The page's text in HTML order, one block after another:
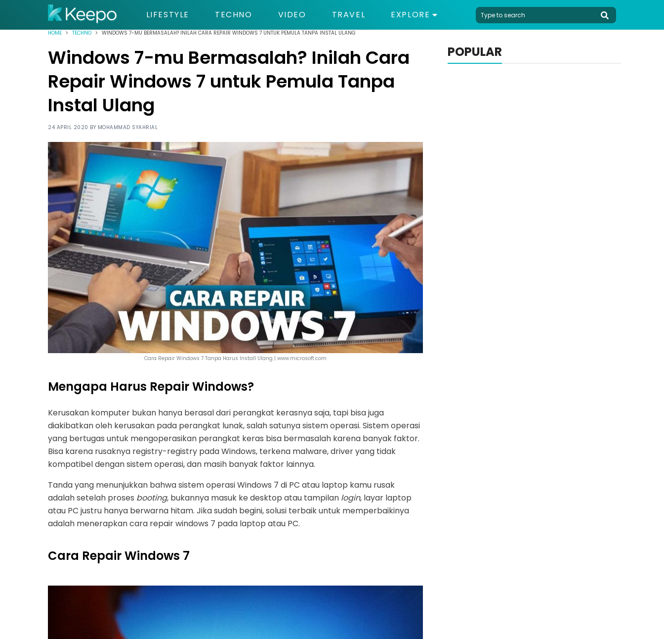
LIFESTYLE TECHNO VIDEO TRAVEL EXPLORE
HOME TECHNO WINDOWS 7-MU BERMASALAH? INILAH CARA REPAIR WINDOWS 7 UNTUK PEMULA TANPA INSTAL ULANG
Windows 7-mu Bermasalah? Inilah Cara
Repair Windows 7 untuk Pemula Tanpa
Instal Ulang
24 APRIL 2020 BY MOHAMMAD SYAHRIAL
Cara Repair Windows 7 Tanpa Harus Install Ulang | www.microsoft.com
Mengapa Harus Repair Windows?
Kerusakan komputer bukan hanya berasal dari perangkat kerasnya saja, tapi bisa juga
diakibatkan oleh kerusakan pada perangkat lunak, salah satunya sistem operasi. Sistem operasi
yang bertugas untuk mengoperasikan perangkat keras bisa bermasalah karena banyak faktor.
Bisa karena rusaknya registry-registry pada Windows, terkena malware, driver yang tidak
kompatibel dengan sistem operasi, dan masih banyak faktor lainnya.
Tanda yang menunjukkan bahwa sistem operasi Windows 7 di PC atau laptop kamu rusak
adalah setelah proses booting, bukannya masuk ke desktop atau tampilan login, layar laptop
atau PC justru hanya berwarna hitam. Jika sudah begini, solusi terbaik untuk memperbaikinya
adalah menerapkan cara repair windows 7 pada laptop atau PC.
Cara Repair Windows 7
POPULAR